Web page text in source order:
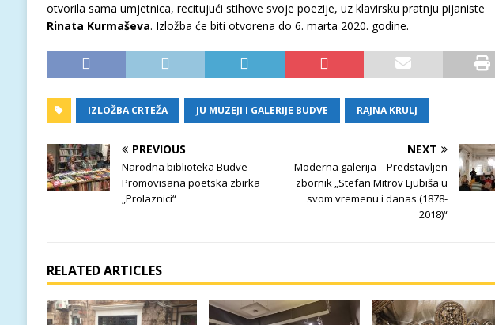
otvorila sama umjetnica, recitujući stihove svoje poezije, uz klavirsku pratnju pijaniste
Rinata Kurmaševa. Izložba će biti otvorena do 6. marta 2020. godine.
IZLOŽBA CRTEŽA JU MUZEJI I GALERIJE BUDVE RAJNA KRULJ
PREVIOUS
Narodna biblioteka Budve –
Promovisana poetska zbirka
„Prolaznici“
NEXT
Moderna galerija – Predstavljen
zbornik „Stefan Mitrov Ljubiša u
svom vremenu i danas (1878-
2018)“
RELATED ARTICLES